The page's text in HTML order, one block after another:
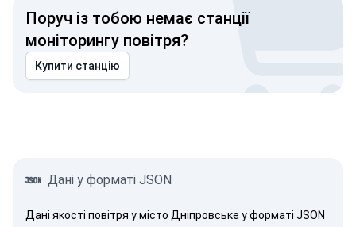
Поруч із тобою немає станції
моніторингу повітря?
Купити станцію
Дані у форматі JSON
Дані якості повітря у місто Дніпровське у форматі JSON